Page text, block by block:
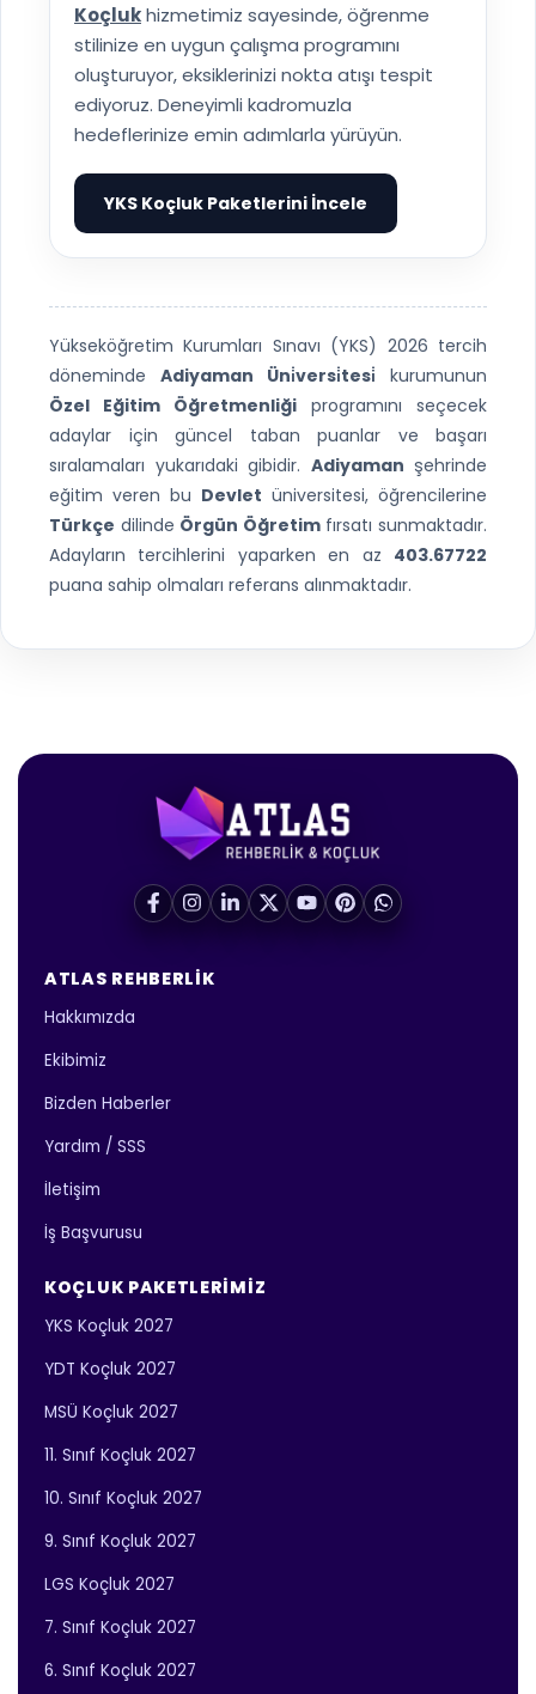
Koçlukhizmetimiz sayesinde, öğrenme
stilinize en uygun çalışma programını
oluşturuyor, eksiklerinizi nokta atışı tespit
ediyoruz. Deneyimli kadromuzla
hedeflerinize emin adımlarla yürüyün.
YKS Koçluk Paketlerini İncele
▶
Yükseköğretim Kurumları Sınavı (YKS) 2026 tercih
döneminde Adiyaman Üni̇versi̇tesi̇ kurumunun
Özel Eğitim Öğretmenliği programını seçecek
adaylar için güncel taban puanlar ve başarı
sıralamaları yukarıdaki gibidir. Adiyaman şehrinde
eğitim veren bu Devlet üniversitesi, öğrencilerine
Türkçe dilinde Örgün Öğretimfırsatı sunmaktadır.
Adayların tercihlerini yaparken en az 403.67722
puana sahip olmaları referans alınmaktadır.
ATLAS REHBERLIK
Hakkımızda
Ekibimiz
Bizden Haberler
Yardım / SSS
İletişim
İş Başvurusu
KOÇLUK PAKETLERIMIZ
YKS Koçluk 2027
YDT Koçluk 2027
MSÜ Koçluk 2027
11. Sınıf Koçluk 2027
10. Sınıf Koçluk 2027
9. Sınıf Koçluk 2027
LGS Koçluk 2027
7. Sınıf Koçluk 2027
6. Sınıf Koçluk 2027